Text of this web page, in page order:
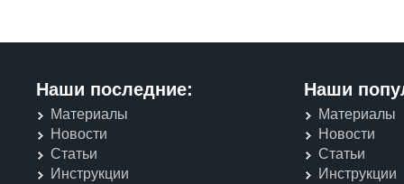
Наши последние:
Материалы
Новости
Статьи
Инструкции
Наши
Материалы
Новости
Статьи
Инструкции